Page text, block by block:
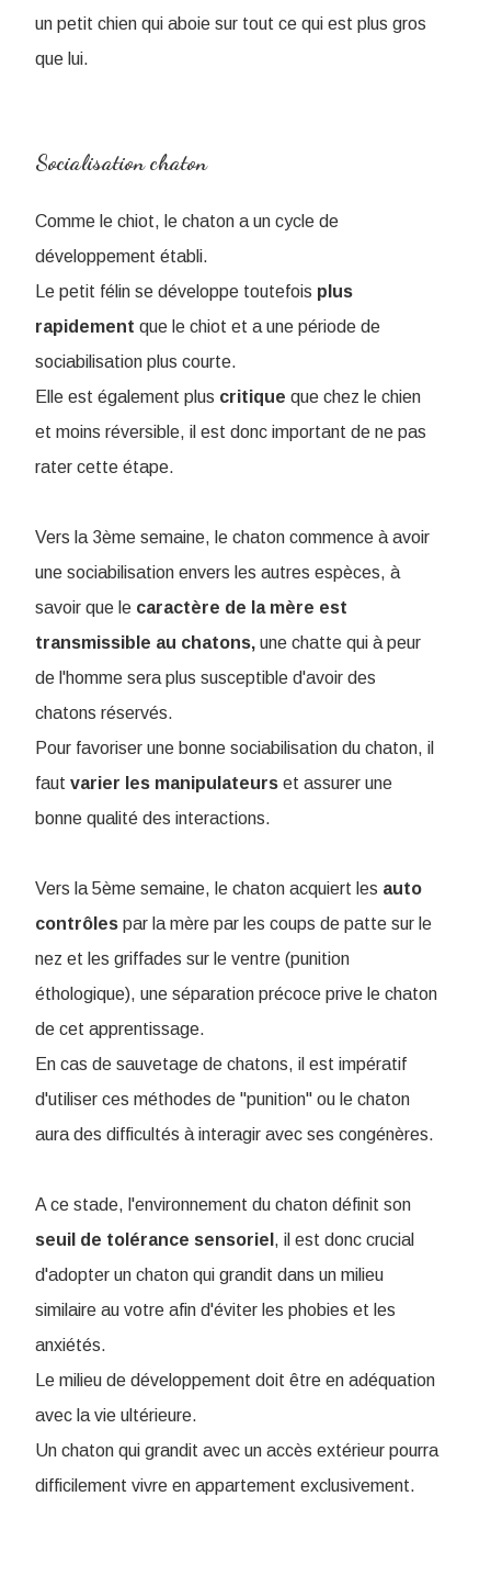
un petit chien qui aboie sur tout ce qui est plus gros
que lui.
Socialisation chaton
Comme le chiot, le chaton a un cycle de
développement établi.
Le petit félin se développe toutefois plus
rapidement que le chiot et a une période de
sociabilisation plus courte.
Elle est également plus critique que chez le chien
et moins réversible, il est donc important de ne pas
rater cette étape.
Vers la 3ème semaine, le chaton commence à avoir
une sociabilisation envers les autres espèces, à
savoir que le caractère de la mère est
transmissible au chatons, une chatte qui à peur
de l'homme sera plus susceptible d'avoir des
chatons réservés.
Pour favoriser une bonne sociabilisation du chaton, il
faut varier les manipulateurs et assurer une
bonne qualité des interactions.
Vers la 5ème semaine, le chaton acquiert les auto
contrôles par la mère par les coups de patte sur le
nez et les griffades sur le ventre (punition
éthologique), une séparation précoce prive le chaton
de cet apprentissage.
En cas de sauvetage de chatons, il est impératif
d'utiliser ces méthodes de "punition" ou le chaton
aura des difficultés à interagir avec ses congénères.
A ce stade, l'environnement du chaton définit son
seuil de tolérance sensoriel , il est donc crucial
d'adopter un chaton qui grandit dans un milieu
similaire au votre afin d'éviter les phobies et les
anxiétés.
Le milieu de développement doit être en adéquation
avec la vie ultérieure.
Un chaton qui grandit avec un accès extérieur pourra
difficilement vivre en appartement exclusivement.